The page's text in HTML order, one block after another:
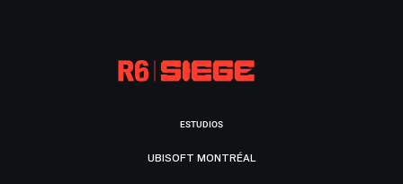
ESTUDIOS
UBISOFT MONTRÉAL